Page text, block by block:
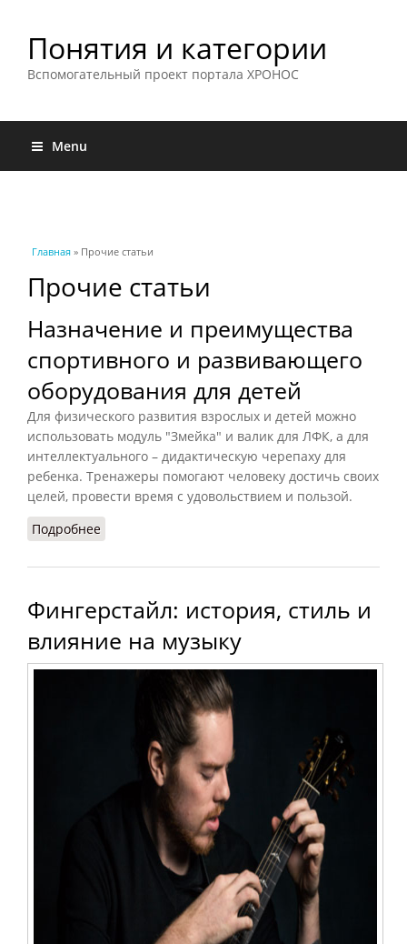
Понятия и категории
Вспомогательный проект портала ХРОНОС
Menu
Вы здесь
Главная » Прочие статьи
Прочие статьи
Назначение и преимущества
спортивного и развивающего
оборудования для детей
Для физического развития взрослых и детей можно
использовать модуль "Змейка" и валик для ЛФК, а для
интеллектуального – дидактическую черепаху для
ребенка. Тренажеры помогают человеку достичь своих
целей, провести время с удовольствием и пользой.
Подробнее
Фингерстайл: история, стиль и
влияние на музыку